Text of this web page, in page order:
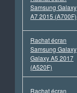
Samsung Galaxy
A7 2015 (A700F)
Rachat écran
Samsung Galaxy
Galaxy A5 2017
(A520F)
Rachat écran